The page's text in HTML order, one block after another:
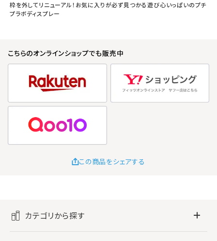
枠を外してリニューアル！お気に入りが必ず見つかる遊び心いっぱいのプチ
プラボディスプレー
こちらのオンラインショップでも販売中
この商品をシェアする
カテゴリから探す